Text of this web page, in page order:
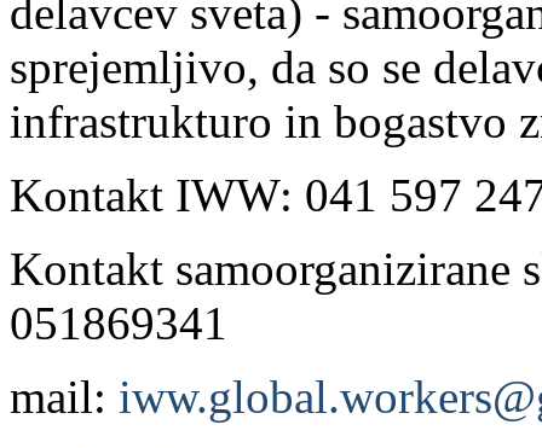
delavcev sveta) -
sprejemljivo, da so se
infrastrukturo in bogastvo
Kontakt IWW: 041 597
Kontakt samoorganizirane
051869341
mail: